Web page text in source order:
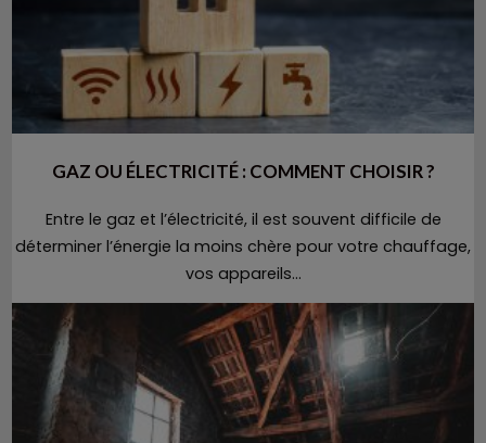
GAZ OU ÉLECTRICITÉ : COMMENT CHOISIR ?
Entre le gaz et l’électricité, il est souvent difficile de
déterminer l’énergie la moins chère pour votre chauffage,
vos appareils...